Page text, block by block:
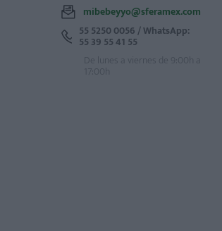
mibebeyyo@sferamex.com
55 5250 0056 / WhatsApp:
55 39 55 41 55
De lunes a viernes de 9:00h a
17:00h